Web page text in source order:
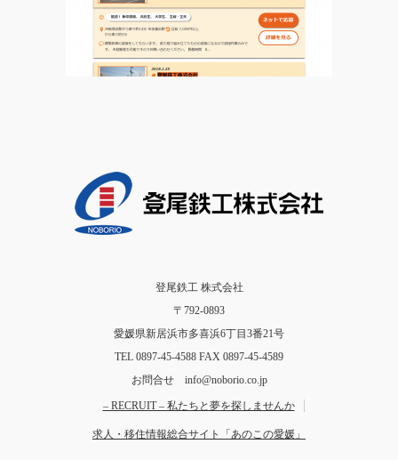
登尾鉄工 株式会社
〒792-0893
愛媛県新居浜市多喜浜6丁目3番21号
TEL 0897-45-4588 FAX 0897-45-4589
お問合せ info@noborio.co.jp
– RECRUIT – 私たちと夢を探しませんか
求人・移住情報総合サイト「あのこの愛媛」